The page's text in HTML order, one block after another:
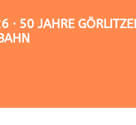
50 JAHRE